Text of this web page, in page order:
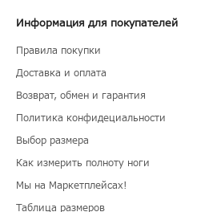
Информация для покупателей
Правила покупки
Доставка и оплата
Возврат, обмен и гарантия
Политика конфидециальности
Выбор размера
Как измерить полноту ноги
Мы на Маркетплейсах!
Таблица размеров